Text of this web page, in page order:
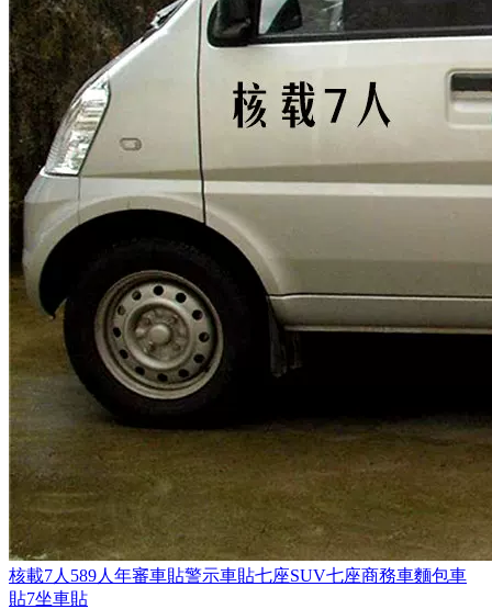
核載7人589人年審車貼警示車貼七座SUV七座商務車麵包車
貼7坐車貼